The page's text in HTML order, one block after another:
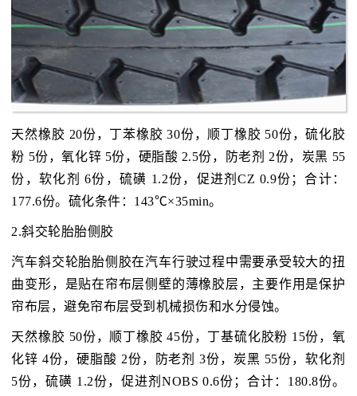
天然橡胶 20份，丁苯橡胶 30份，顺丁橡胶 50份，硫化胶
粉 5份，氧化锌 5份，硬脂酸 2.5份，防老剂 2份，炭黑 55
份，软化剂 6份，硫磺 1.2份，促进剂CZ 0.9份；合计：
177.6份。硫化条件：143℃×35min。
2.斜交轮胎胎侧胶
汽车斜交轮胎胎侧胶在汽车行驶过程中需要承受较大的扭
曲变形，是贴在帘布层侧壁的薄橡胶层，主要作用是保护
帘布层，避免帘布层受到机械损伤和水分侵蚀。
天然橡胶 50份，顺丁橡胶 45份，丁基硫化胶粉 15份，氧
化锌 4份，硬脂酸 2份，防老剂 3份，炭黑 55份，软化剂
5份，硫磺 1.2份，促进剂NOBS 0.6份；合计：180.8份。